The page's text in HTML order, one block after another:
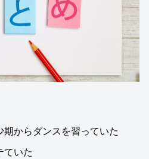
からダンスを習っていた
ていた